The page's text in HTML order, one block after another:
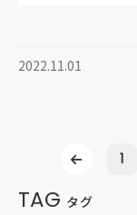
2022.11.01
1
TAG タグ